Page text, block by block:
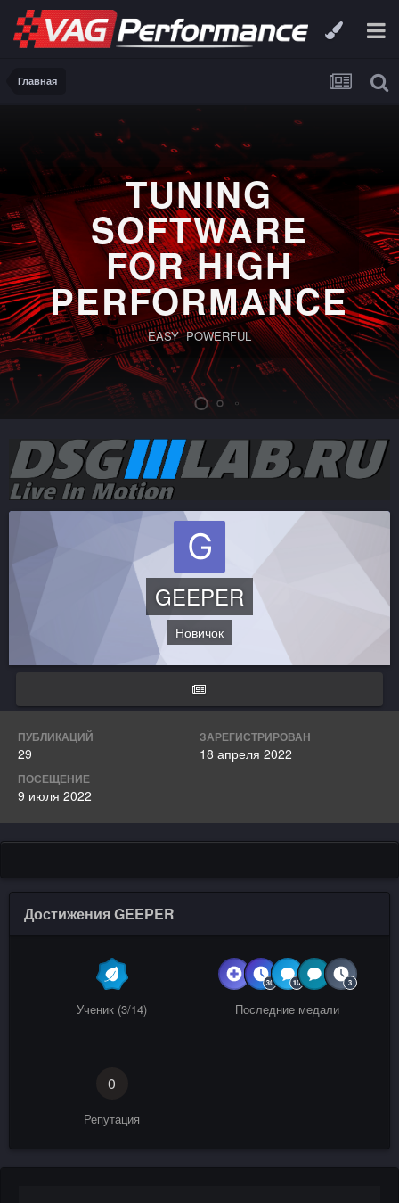
Главная
TUNING
SOFTWARE
FOR HIGH
PERFORMANCE
EASY POWERFUL
GEEPER
Новичок
ПУБЛИКАЦИЙ
29
ЗАРЕГИСТРИРОВАН
18 апреля 2022
ПОСЕЩЕНИЕ
9 июля 2022
Достижения GEEPER
Ученик (3/14) Последние медали
0
Репутация